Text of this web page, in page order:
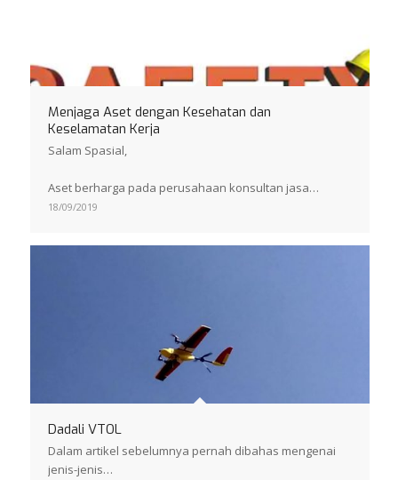
Menjaga Aset dengan Kesehatan dan
Keselamatan Kerja
Salam Spasial,
Aset berharga pada perusahaan konsultan jasa…
18/09/2019
Dadali VTOL
Dalam artikel sebelumnya pernah dibahas mengenai
jenis-jenis…